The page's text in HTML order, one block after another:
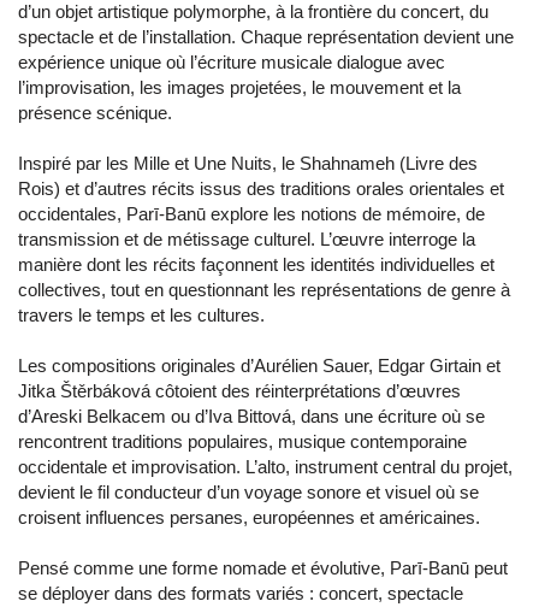
d’un objet artistique polymorphe, à la frontière du concert, du
spectacle et de l’installation. Chaque représentation devient une
expérience unique où l’écriture musicale dialogue avec
l’improvisation, les images projetées, le mouvement et la
présence scénique.
Inspiré par les Mille et Une Nuits, le Shahnameh (Livre des
Rois) et d’autres récits issus des traditions orales orientales et
occidentales, Parī-Banū explore les notions de mémoire, de
transmission et de métissage culturel. L’œuvre interroge la
manière dont les récits façonnent les identités individuelles et
collectives, tout en questionnant les représentations de genre à
travers le temps et les cultures.
Les compositions originales d’Aurélien Sauer, Edgar Girtain et
Jitka Štěrbáková côtoient des réinterprétations d’œuvres
d’Areski Belkacem ou d’Iva Bittová, dans une écriture où se
rencontrent traditions populaires, musique contemporaine
occidentale et improvisation. L’alto, instrument central du projet,
devient le fil conducteur d’un voyage sonore et visuel où se
croisent influences persanes, européennes et américaines.
Pensé comme une forme nomade et évolutive, Parī-Banū peut
se déployer dans des formats variés : concert, spectacle